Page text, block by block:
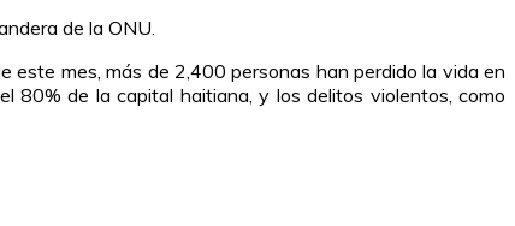
de la ONU.
este mes, más de 2,400 personas han perdido la vida en
80% de la capital haitiana, y los delitos violentos, como